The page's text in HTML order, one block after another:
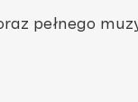
pełnego